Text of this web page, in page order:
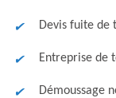
Devis fuite de
Entreprise de
Démoussage